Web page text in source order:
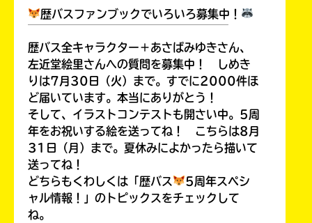
歴バスファンブックでいろいろ募集中！
歴バス全キャラクター＋あさばみゆきさん、
左近堂絵里さんへの質問を募集中！ しめき
りは7月30日（火）まで。すでに2000件ほ
ど届いています。本当にありがとう！
そして、イラストコンテストも開さい中。5周
年をお祝いする絵を送ってね！ こちらは8月
31日（月）まで。夏休みによかったら描いて
送ってね！
どちらもくわしくは「歴バス
5周年スペシ
ャル情報！」のトピックスをチェックして
ね。